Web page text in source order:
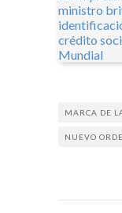
ministro
crédito
Mundial
MARCA DE
NUEVO